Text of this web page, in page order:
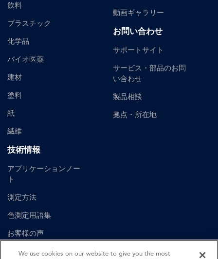
飲料
プラスチック
化学品
バイオ医薬
建材
塗料
紙
繊維
技術情報
アプリケーションノー
ト
測定方法
色測定用語集
お客様の声
ユーザーマニュアル
動画ギャラリー
お問い合わせ
サポートサイト
サービス・部品のお問
い合わせ
製品相談
拠点・所在地
We use cookies on our website to give you the most